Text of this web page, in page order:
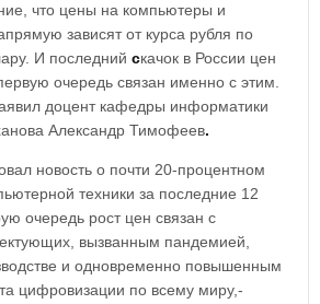
что цены на компьютеры и
зависят от курса рубля по
И последний скачок в России цен
очередь связан именно с этим.
доцент кафедры информатики
Александр Тимофеев.
новость о почти 20-процентном
техники за последние 12
очередь рост цен связан с
вызванным пандемией,
и одновременно повышенным
цифровизации по всему миру,-